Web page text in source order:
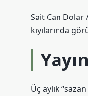
Sait Can Dolar
kıyılarında
Üç aylık